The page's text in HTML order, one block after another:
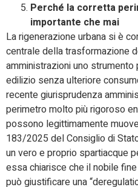
Perché la corretta
importante che mai
La rigenerazione urbana si è
centrale della trasformazione
amministrazioni uno
edilizio senza ulteriore
recente giurisprudenza
perimetro molto più rigoroso
possono legittimamente
183/2025 del Consiglio di
un vero e proprio spartiacque
essa chiarisce che il nobile
può giustificare una